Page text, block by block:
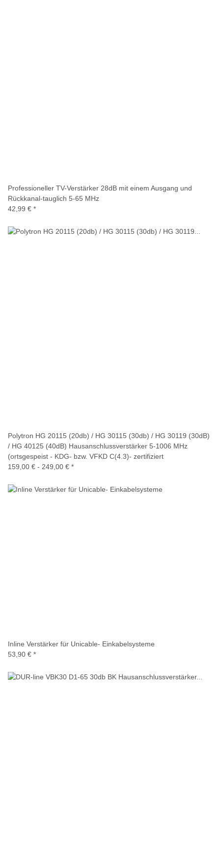
Professioneller TV-Verstärker 28dB mit einem Ausgang und
Rückkanal-tauglich 5-65 MHz
42,99 € *
Polytron HG 20115 (20db) / HG 30115 (30db) / HG 30119 (30dB)
/ HG 40125 (40dB) Hausanschlussverstärker 5-1006 MHz
(ortsgespeist - KDG- bzw. VFKD C(4.3)- zertifiziert
159,00 € - 249,00 € *
Inline Verstärker für Unicable- Einkabelsysteme
53,90 € *